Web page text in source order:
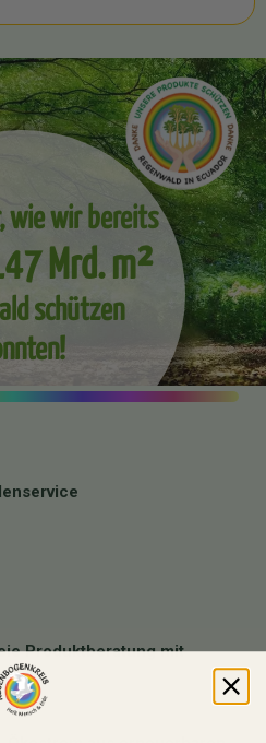
wie wir bereits
Mrd. m²
schützen
Produktberatung mit